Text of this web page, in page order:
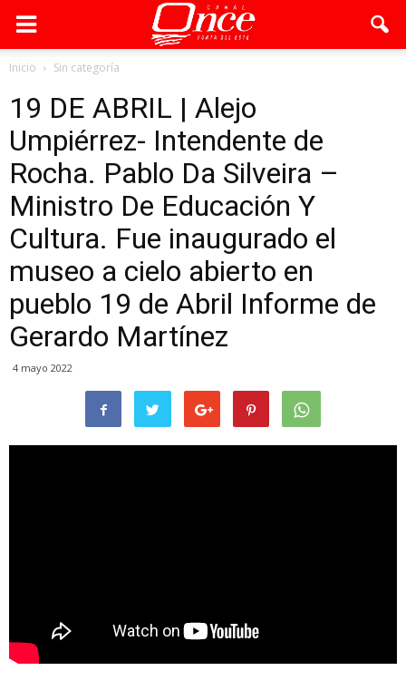
Inicio Sin categoría
19 DE ABRIL | Alejo
Umpiérrez- Intendente de
Rocha. Pablo Da Silveira –
Ministro De Educación Y
Cultura. Fue inaugurado el
museo a cielo abierto en
pueblo 19 de Abril Informe de
Gerardo Martínez
4 mayo 2022